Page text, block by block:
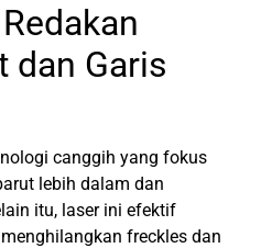
dan Garis
canggih yang fokus
lebih dalam dan
itu, laser ini efektif
freckles dan